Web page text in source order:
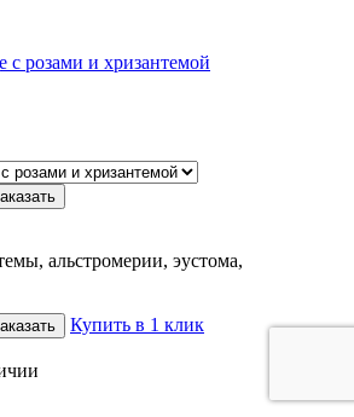
с розами и хризантемой
альстромерии, эустома,
Купить в 1 клик